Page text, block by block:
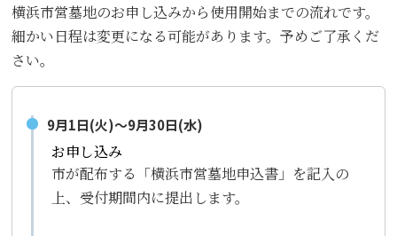
横浜市営墓地のお申し込みから使用開始までの流れです。
細かい日程は変更になる可能があります。予めご了承くだ
さい。
9月1日(火)～9月30日(水)
お申し込み
市が配布する「横浜市営墓地申込書」を記入の
上、受付期間内に提出します。